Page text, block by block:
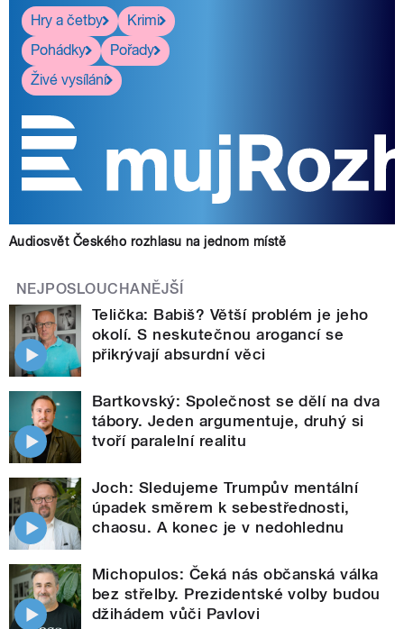
Hry a četby
Krimi
Pohádky
Pořady
Živé vysílání
Audiosvět Českého rozhlasu na jednom místě
NEJPOSLOUCHANĚJŠÍ
Telička: Babiš? Větší problém je jeho
okolí. S neskutečnou arogancí se
přikrývají absurdní věci
Bartkovský: Společnost se dělí na dva
tábory. Jeden argumentuje, druhý si
tvoří paralelní realitu
Joch: Sledujeme Trumpův mentální
úpadek směrem k sebestřednosti,
chaosu. A konec je v nedohlednu
Michopulos: Čeká nás občanská válka
bez střelby. Prezidentské volby budou
džihádem vůči Pavlovi